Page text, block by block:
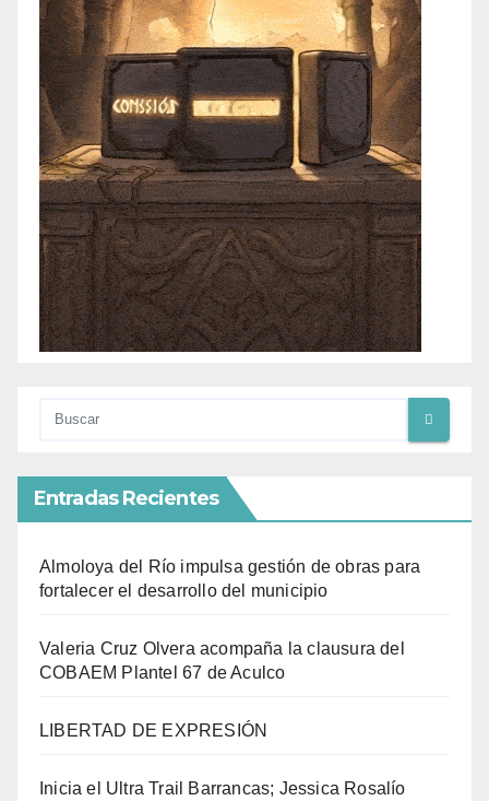
Entradas Recientes
Almoloya del Río impulsa gestión de obras para
fortalecer el desarrollo del municipio
Valeria Cruz Olvera acompaña la clausura del
COBAEM Plantel 67 de Aculco
LIBERTAD DE EXPRESIÓN
Inicia el Ultra Trail Barrancas; Jessica Rosalío